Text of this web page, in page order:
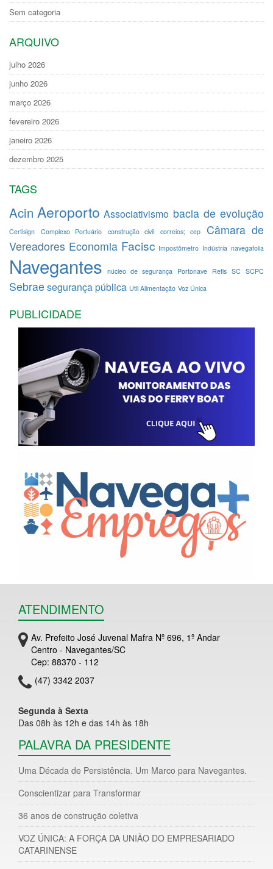
Sem categoria
ARQUIVO
julho 2026
junho 2026
março 2026
fevereiro 2026
janeiro 2026
dezembro 2025
TAGS
Acin Aeroporto Associativismo bacia de evolução
Certisign Complexo Portuário construção civil correios; cep
Câmara de
Vereadores Economia Facisc Impostômetro Indústria navegafolia
Navegantes núcleo de segurança Portonave Refis SC SCPC
Sebrae segurança pública Util Alimentação Voz Única
PUBLICIDADE
ATENDIMENTO
Av. Prefeito José Juvenal Mafra Nº 696, 1º Andar
Centro - Navegantes/SC
Cep: 88370 - 112
(47) 3342 2037
Segunda à Sexta
Das 08h às 12h e das 14h às 18h
PALAVRA DA PRESIDENTE
Uma Década de Persistência. Um Marco para Navegantes.
Conscientizar para Transformar
36 anos de construção coletiva
VOZ ÚNICA: A FORÇA DA UNIÃO DO EMPRESARIADO
CATARINENSE